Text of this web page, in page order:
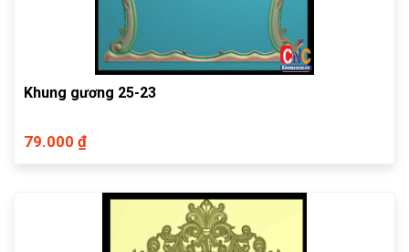
Khung gương 25-23
79.000 ₫